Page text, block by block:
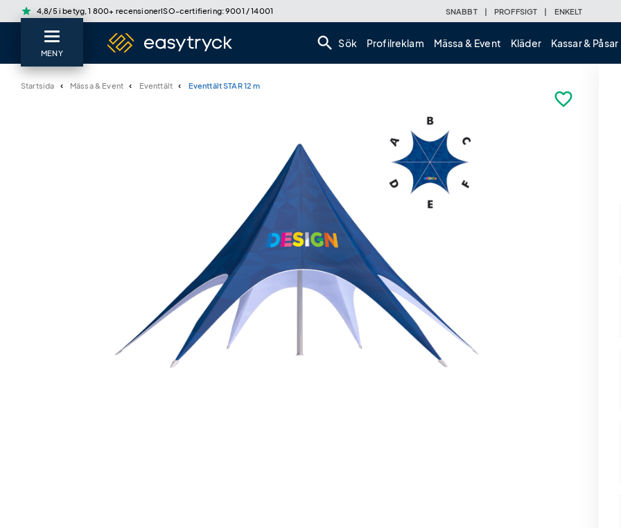
star 4,8/5 i betyg, 1 800+ recensionerISO-certifiering: 9001 / 14001 SNABBT | PROFFSIGT | ENKELT
search Sök Profilreklam Mässa & Event Kläder Kassar & Påsar
MENY
Startsida Mässa & Event Eventtält Eventtält STAR 12 m
favorite_border